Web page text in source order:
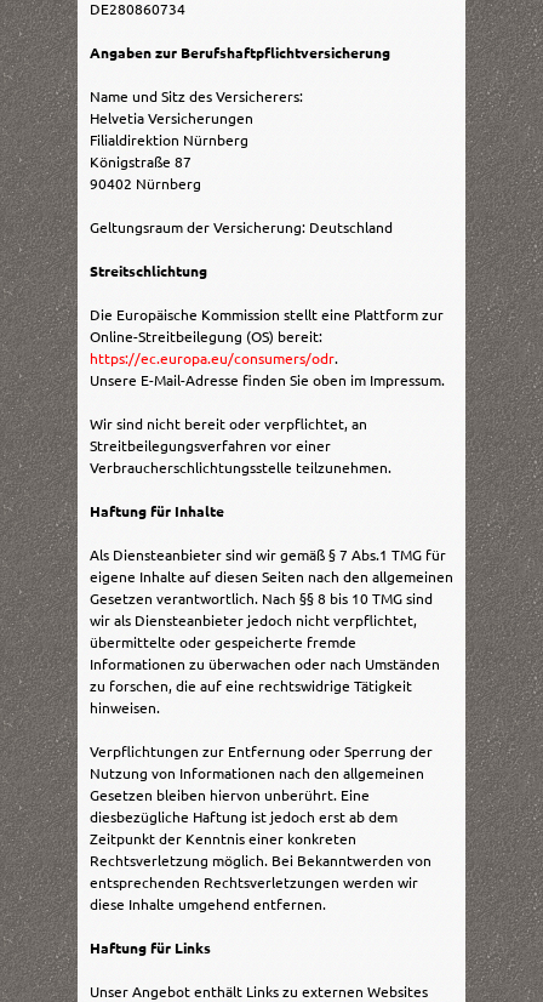
DE280860734
Angaben zur Berufshaftpflichtversicherung
Name und Sitz des Versicherers:
Helvetia Versicherungen
Filialdirektion Nürnberg
Königstraße 87
90402 Nürnberg
Geltungsraum der Versicherung: Deutschland
Streitschlichtung
Die Europäische Kommission stellt eine Plattform zur
Online-Streitbeilegung (OS) bereit:
https://ec.europa.eu/consumers/odr.
Unsere E-Mail-Adresse finden Sie oben im Impressum.
Wir sind nicht bereit oder verpflichtet, an
Streitbeilegungsverfahren vor einer
Verbraucherschlichtungsstelle teilzunehmen.
Haftung für Inhalte
Als Diensteanbieter sind wir gemäß § 7 Abs.1 TMG für
eigene Inhalte auf diesen Seiten nach den allgemeinen
Gesetzen verantwortlich. Nach §§ 8 bis 10 TMG sind
wir als Diensteanbieter jedoch nicht verpflichtet,
übermittelte oder gespeicherte fremde
Informationen zu überwachen oder nach Umständen
zu forschen, die auf eine rechtswidrige Tätigkeit
hinweisen.
Verpflichtungen zur Entfernung oder Sperrung der
Nutzung von Informationen nach den allgemeinen
Gesetzen bleiben hiervon unberührt. Eine
diesbezügliche Haftung ist jedoch erst ab dem
Zeitpunkt der Kenntnis einer konkreten
Rechtsverletzung möglich. Bei Bekanntwerden von
entsprechenden Rechtsverletzungen werden wir
diese Inhalte umgehend entfernen.
Haftung für Links
Unser Angebot enthält Links zu externen Websites